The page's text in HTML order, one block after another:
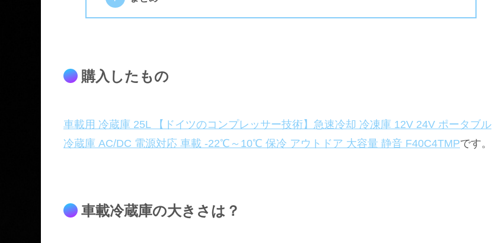
購入したもの
車載用 冷蔵庫 25L 【ドイツのコンプレッサー技術】急速冷却 冷凍庫 12V 24V ポータブル
冷蔵庫 AC/DC 電源対応 車載 -22℃～10℃ 保冷 アウトドア 大容量 静音 F40C4TMPです。
車載冷蔵庫の大きさは？